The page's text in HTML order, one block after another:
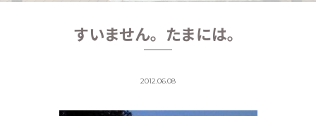
すいません。たまには。
2012.06.08